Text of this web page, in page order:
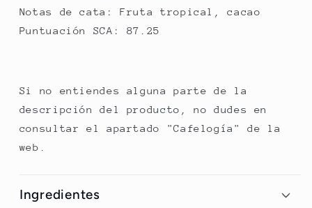
Notas de cata: Fruta tropical, cacao
Puntuación SCA: 87.25
Si no entiendes alguna parte de la
descripción del producto, no dudes en
consultar el apartado "Cafelogía" de la
web.
Ingredientes